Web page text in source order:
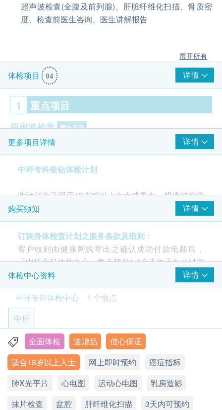
超声波检查(全腹及前列腺)、肝脏纤维化扫描、骨质密
度、检查前医生咨询、医生讲解报告
展开所有
体检项目 94 详情
1 重点项目
超声波检查 重点项目
盆腔超声波-只限女士
颈动脉内膜中层厚度超声波
全腹部超声波 (肝脏、胆囊、总胆管、肝内胆管、肝门
静脉、脾脏、胰脏、肾脏)
柏氏子宫颈细胞检查
癌胚抗原 (肠癌)
癌抗原 19.9 (胰脏癌)
癌抗原15.3 (乳房)
甲种胚胎蛋白 (肝脏)
病毒抗体EBV (鼻咽癌)
总前列腺癌抗原 (只限男士)
乳房检查 重点项目
乳房超声波 或 3D乳房X光造影 (40岁以上女士)
更多项目详情 详情
中环专科银钻体检计划
此计划为适用于18岁或以上女士或男士，想透过检查
身体状况认知身体健康状况的人士。
重点检查项目(女士)：
3D 乳房造影(适合40 岁或以上女士)/乳房超声波、
子宫颈细胞抹片、癌症指标6项(肠癌、肝癌、胰脏
癌、乳癌、卵巢及鼻咽癌)、M3CRC非入侵大肠瘜
肉及大肠癌检测、梅毒、幽门螺旋菌、肺部X光、
运动心电图、超声波检查(全腹及盆腔)、肝脏纤维
告
癌症指标5项(肠癌、肝癌、胰脏癌、前列腺及鼻咽
癌)、M3CRC非入侵大肠瘜肉及大肠癌检测、梅
购买须知 详情
订购身体检查计划之服务条款及细则：
客户收到由健康网购寄出之确认成功付款电邮后，
「中环专科体检中心」将于随后1-2个工作天办公时间
内，致电客户预约身体检查的时间及地点。客户亦可
致电查询或在订单确认后一个工作天致电该中心预约
(电话/ Whatsapp：+852 5543 0000)。
年龄
身体检查计划只适用于18岁或以上之人士。
有效期
本身体检查计划有效期为6个月，客户必须于6个月内
(由确认付款日期起计)接受有关检查，逾期作废。
体检中心资料
详情
中环专科体检中心
1 个地点
中环
香港中环皇后大道中99号中环中心42楼4203室
星期一至五︰9:00a.m. – 6:00p.m.
星期六：9:00a.m. – 1:00p.m.
星期日及公众假期︰休息
全面体检 送赠品
信心保证
适合18岁以上人士
网上即时预约
癌症指标
肺X光平片
心电图 运动心电图
乳房造影
抹片检查
盆腔 肝纤维化扫描 3天内可预约